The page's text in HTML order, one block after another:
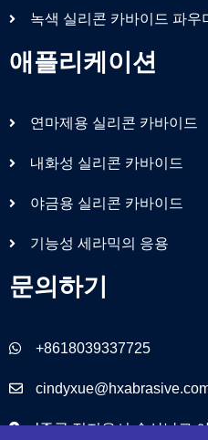
녹색 실리콘 카바이드 파우
애플리케이션
연마제용 실리콘 카바이드
내화성 실리콘 카바이드
야금용 실리콘 카바이드
기능성 세라믹의 응용
문의하기
+8618039337725
l중국 정저우시 송산남로